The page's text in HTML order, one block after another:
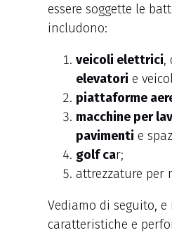
essere soggette le
includono:
veicoli elettrici,
elevatori e
piattaforme
macchine per
pavimenti e
golf car;
attrezzature per
Vediamo di seguito,
caratteristiche e